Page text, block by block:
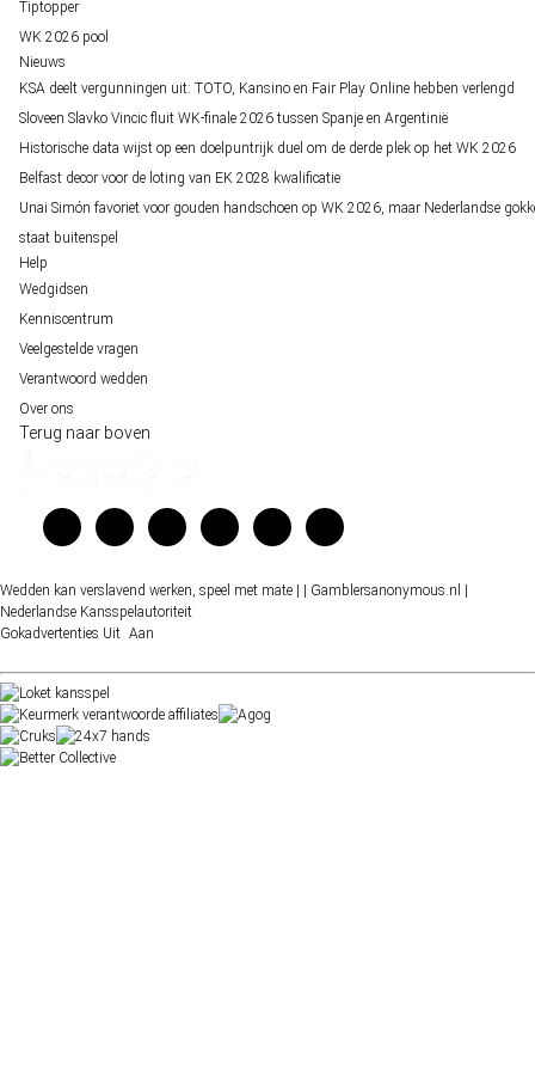
Tiptopper
WK 2026 pool
Nieuws
KSA deelt vergunningen uit: TOTO, Kansino en Fair Play Online hebben verlengd
Sloveen Slavko Vincic fluit WK-finale 2026 tussen Spanje en Argentinië
Historische data wijst op een doelpuntrijk duel om de derde plek op het WK 2026
Belfast decor voor de loting van EK 2028 kwalificatie
Unai Simón favoriet voor gouden handschoen op WK 2026, maar Nederlandse
staat buitenspel
Help
Wedgidsen
Kenniscentrum
Veelgestelde vragen
Verantwoord wedden
Over ons
Terug naar boven
Wedden kan verslavend werken, speel met mate | | Gamblersanonymous.nl
Nederlandse Kansspelautoriteit
Gokadvertenties Uit Aan